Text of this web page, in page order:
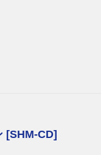
[SHM-CD]